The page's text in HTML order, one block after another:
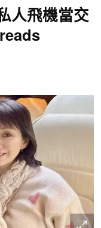
人飛機當交